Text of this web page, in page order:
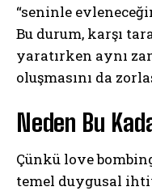
“seninle
Bu durum, karşı
yaratırken aynı
oluşmasını da
Neden Bu
Çünkü love
temel duygusal